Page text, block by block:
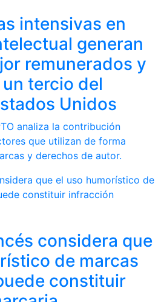
intensivas en
generan
remunerados y
tercio del
Unidos
analiza la contribución
que utilizan de forma
y derechos de autor.
considera que
de marcas
constituir